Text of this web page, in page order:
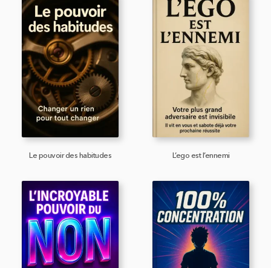
Le pouvoir des habitudes L’ego est l’ennemi